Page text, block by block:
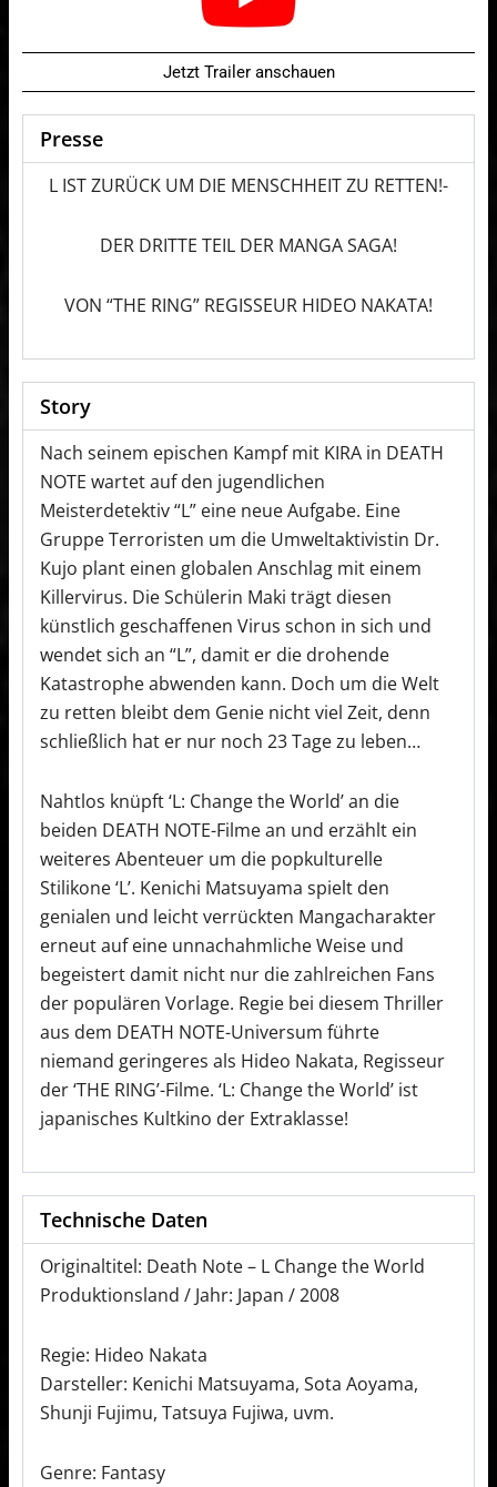
Jetzt Trailer anschauen
Presse
L IST ZURÜCK UM DIE MENSCHHEIT ZU RETTEN!-
DER DRITTE TEIL DER MANGA SAGA!
VON “THE RING” REGISSEUR HIDEO NAKATA!
Story
Nach seinem epischen Kampf mit KIRA in DEATH
NOTE wartet auf den jugendlichen
Meisterdetektiv “L” eine neue Aufgabe. Eine
Gruppe Terroristen um die Umweltaktivistin Dr.
Kujo plant einen globalen Anschlag mit einem
Killervirus. Die Schülerin Maki trägt diesen
künstlich geschaffenen Virus schon in sich und
wendet sich an “L”, damit er die drohende
Katastrophe abwenden kann. Doch um die Welt
zu retten bleibt dem Genie nicht viel Zeit, denn
schließlich hat er nur noch 23 Tage zu leben…
Nahtlos knüpft ‘L: Change the World’ an die
beiden DEATH NOTE-Filme an und erzählt ein
weiteres Abenteuer um die popkulturelle
Stilikone ‘L’. Kenichi Matsuyama spielt den
genialen und leicht verrückten Mangacharakter
erneut auf eine unnachahmliche Weise und
begeistert damit nicht nur die zahlreichen Fans
der populären Vorlage. Regie bei diesem Thriller
aus dem DEATH NOTE-Universum führte
niemand geringeres als Hideo Nakata, Regisseur
der ‘THE RING’-Filme. ‘L: Change the World’ ist
japanisches Kultkino der Extraklasse!
Technische Daten
Originaltitel: Death Note – L Change the World
Produktionsland / Jahr: Japan / 2008
Regie: Hideo Nakata
Darsteller: Kenichi Matsuyama, Sota Aoyama,
Shunji Fujimu, Tatsuya Fujiwa, uvm.
Genre: Fantasy